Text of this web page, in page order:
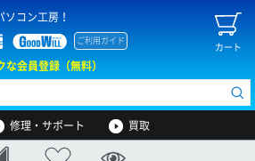
コン工房！
カート
ご利用ガイド
な会員登録（無料）
修理・サポート 買取